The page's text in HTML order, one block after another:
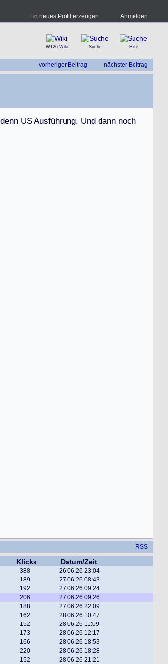
Ein neues Profil erzeugen Anmelden
W126-Wiki Suche Hilfe
vorheriger Beitrag nächster Beitrag
denn US Ausführung. Und dann noch
RSS
Klicks
Datum/Zeit
388 26.06.26 23:04
189 27.06.26 08:43
192 27.06.26 09:24
206 27.06.26 09:26
188 27.06.26 22:09
162 28.06.26 10:47
152 28.06.26 11:09
173 28.06.26 12:17
166 28.06.26 18:53
220 28.06.26 18:28
152 28.06.26 21:21